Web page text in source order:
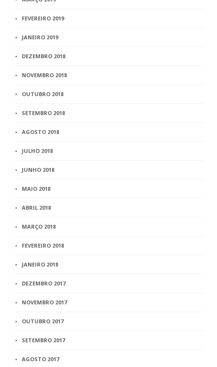
FEVEREIRO 2019
JANEIRO 2019
DEZEMBRO 2018
NOVEMBRO 2018
OUTUBRO 2018
SETEMBRO 2018
AGOSTO 2018
JULHO 2018
JUNHO 2018
MAIO 2018
ABRIL 2018
MARÇO 2018
FEVEREIRO 2018
JANEIRO 2018
DEZEMBRO 2017
NOVEMBRO 2017
OUTUBRO 2017
SETEMBRO 2017
AGOSTO 2017